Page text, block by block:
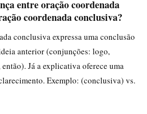
entre oração coordenada
coordenada conclusiva?
conclusiva expressa uma conclusão
anterior (conjunções: logo,
Já a explicativa oferece uma
Exemplo: (conclusiva) vs.